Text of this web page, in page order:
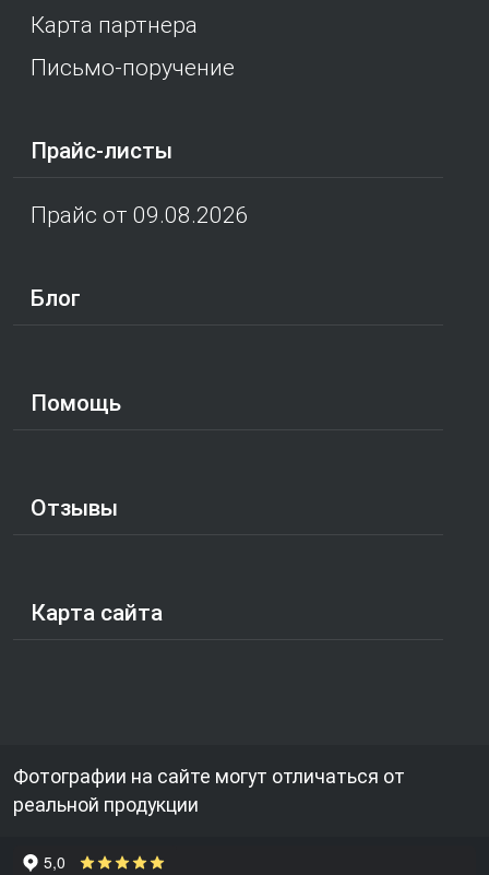
Карта партнера
Письмо-поручение
Прайс-листы
Прайс от 09.08.2026
Блог
Помощь
Отзывы
Карта сайта
Фотографии на сайте могут отличаться от
реальной продукции